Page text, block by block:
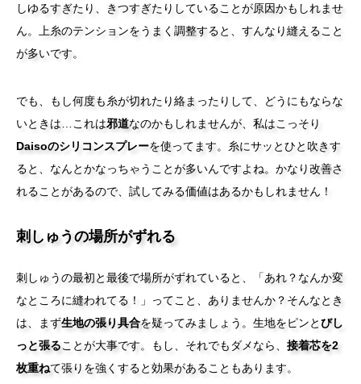
しゆるすぎたり、きつすぎたりしていることが原因かもしれませ
ん。上糸のテンションをうまく調整すると、すんなり縫えること
が多いです。
でも、もし何度も糸が切れたり絡まったりして、どうにもならな
いときは…これは邪道なのかもしれませんが、私はこっそり
Daisoのシリコンスプレーを使ってます。糸にサッとひと吹きす
ると、なんとかなっちゃうことが多いんですよね。かなり改善さ
れることがあるので、試してみる価値はあるかもしれません！
刺しゅうの場所がずれる
刺しゅうの最初と最後で場所がずれていると、「あれ？なんか変
なところに縫われてる！」ってこと、ありませんか？そんなとき
は、まず生地の張り具合を疑ってみましょう。生地をピンとびし
っと張ることが大事です。もし、それでもダメなら、 接着芯を2
枚重ねて張りを強くすると効果があることもあります。